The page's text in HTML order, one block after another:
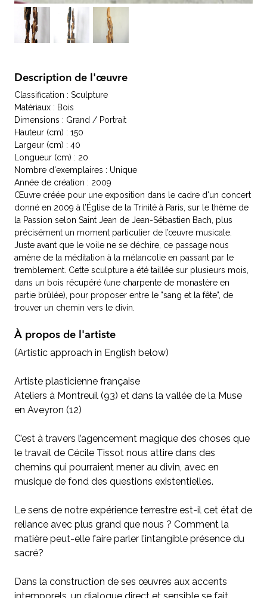
Description de l'œuvre
Classification : Sculpture
Matériaux : Bois
Dimensions : Grand / Portrait
Hauteur (cm) : 150
Largeur (cm) : 40
Longueur (cm) : 20
Nombre d'exemplaires : Unique
Année de création : 2009
Œuvre créée pour une exposition dans le cadre d'un concert
donné en 2009 à l’Église de la Trinité à Paris, sur le thème de
la Passion selon Saint Jean de Jean-Sébastien Bach, plus
précisément un moment particulier de l’œuvre musicale.
Juste avant que le voile ne se déchire, ce passage nous
amène de la méditation à la mélancolie en passant par le
tremblement. Cette sculpture a été taillée sur plusieurs mois,
dans un bois récupéré (une charpente de monastère en
partie brûlée), pour proposer entre le "sang et la fête", de
trouver un chemin vers le divin.
À propos de l'artiste
(Artistic approach in English below)
Artiste plasticienne française
Ateliers à Montreuil (93) et dans la vallée de la Muse
en Aveyron (12)
C’est à travers l’agencement magique des choses que
le travail de Cécile Tissot nous attire dans des
chemins qui pourraient mener au divin, avec en
musique de fond des questions existentielles.
Le sens de notre expérience terrestre est-il cet état de
reliance avec plus grand que nous ? Comment la
matière peut-elle faire parler l’intangible présence du
sacré?
Dans la construction de ses œuvres aux accents